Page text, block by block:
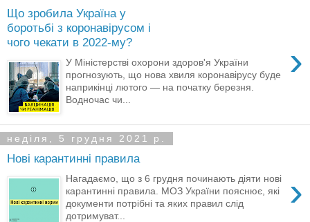
Що зробила Україна у
боротьбі з коронавірусом і
чого чекати в 2022-му?
›
У Міністерстві охорони здоров'я України
прогнозують, що нова хвиля коронавірусу буде
наприкінці лютого — на початку березня.
Водночас чи...
неділя, 5 грудня 2021 р.
Нові карантинні правила
›
Нагадаємо, що з 6 грудня починають діяти нові
карантинні правила. МОЗ України пояснює, які
документи потрібні та яких правил слід
дотримуват...